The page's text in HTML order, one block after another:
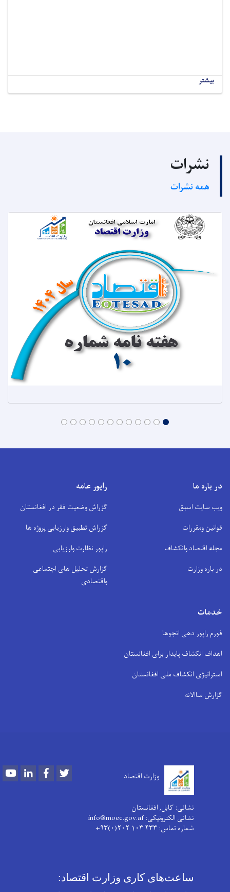
بیشتر
نشرات
همه نشرات
در باره ما
ویب سایت اسبق
قوانین ومقررات
مجله اقتصاد وانکشاف
در باره وزارت
راپور عامه
گزراش وضعیت فقر در افغانستان
گزراش تطبیق وارزیابی پروژه ها
راپور نظارت وارزیابی
گزارش تحلیل های اجتماعی
واقتصادی
خدمات
فورم راپور دهی انجوها
اهداف انکشاف پایدار برای افغانستان
استراتیژی انکشاف ملی افغانستان
گزارش ساالانه
وزارت اقتصاد YoutubeLinkedInFacebook
نشانی: کابل, افغانستان
نشانی الکترونیکی: info@moec.gov.af
شماره تماس: ۴۳۳ ۱۰۳ ۲۰۲(۰)۹۳+
ساعت‌های کاری وزارت اقتصاد: